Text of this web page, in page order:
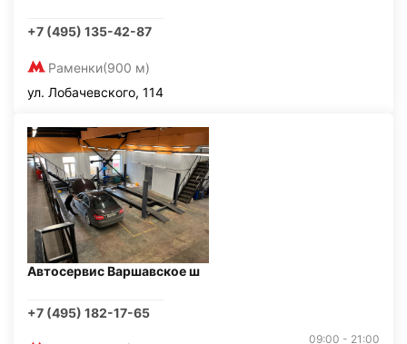
+7 (495) 135-42-87
Раменки(900 м)
ул. Лобачевского, 114
Автосервис Варшавское ш
+7 (495) 182-17-65
09:00 - 21:00